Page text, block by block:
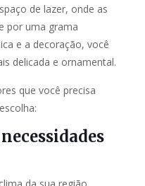
de lazer, onde as
por uma grama
e a decoração, você
delicada e ornamental.
que você precisa